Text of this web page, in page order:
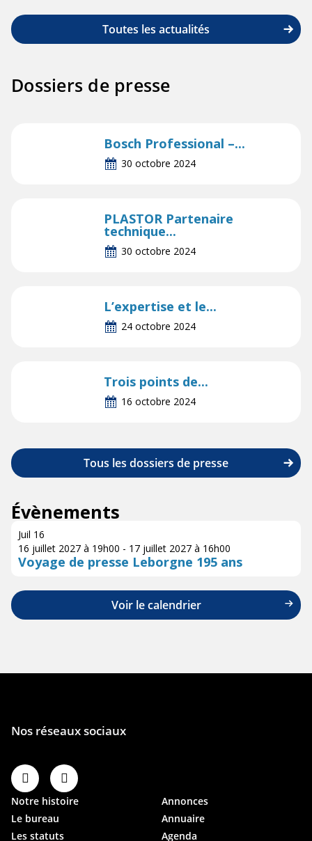
Toutes les actualités
Dossiers de presse
Bosch Professional –...
30 octobre 2024
PLASTOR Partenaire
technique...
30 octobre 2024
L’expertise et le...
24 octobre 2024
Trois points de...
16 octobre 2024
Tous les dossiers de presse
Évènements
Juil 16
16 juillet 2027 à 19h00 - 17 juillet 2027 à 16h00
Voyage de presse Leborgne 195 ans
Voir le calendrier
Notre histoire
Le bureau
Les statuts
Annonces
Annuaire
Agenda